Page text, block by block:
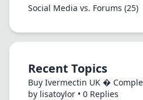
Social Media vs. Forums (25)
Recent Topics
Buy Ivermectin UK �
by lisatoylor • 0 Replies